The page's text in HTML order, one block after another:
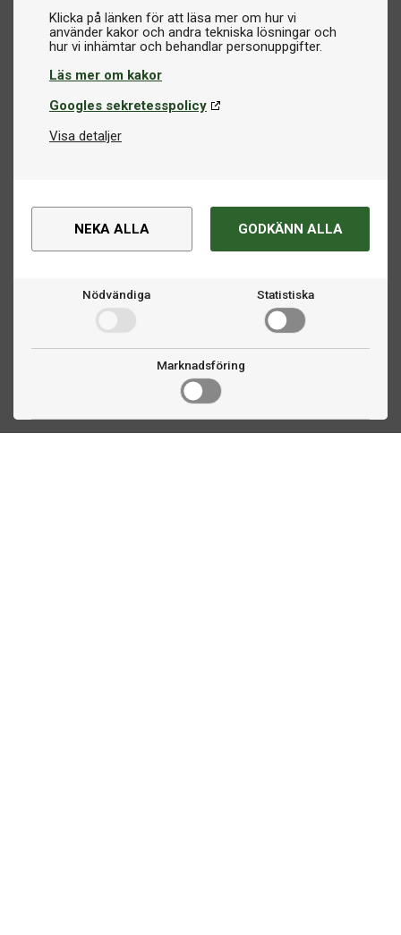
Klicka på länken för att läsa mer om hur vi
använder kakor och andra tekniska lösningar och
Läs mer om kakor
Googles sekretesspolicy
Visa detaljer
NEKA ALLA GODKÄNN ALLA
Nödvändiga Statistiska
Marknadsföring